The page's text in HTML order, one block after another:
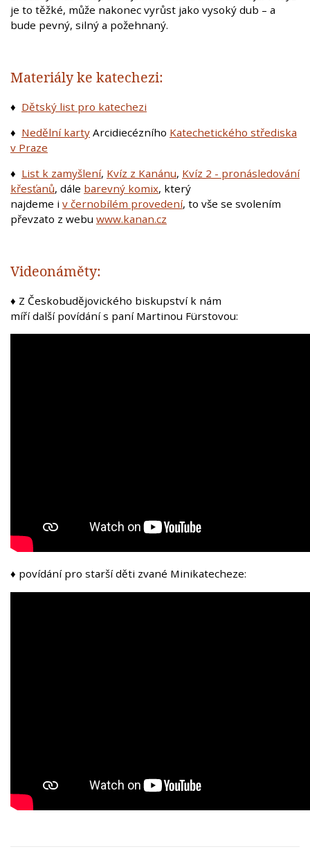
je to těžké, může nakonec vyrůst jako vysoký dub – a
bude pevný, silný a požehnaný.
Materiály ke katechezi:
♦ Dětský list pro katechezi
♦ Nedělní karty Arcidiecézního Katechetického střediska
v Praze
♦ List k zamyšlení, Kvíz z Kanánu, Kvíz 2 - pronásledování
křesťanů, dále barevný komix, který
najdeme i v černobílém provedení, to vše se svolením
převzato z webu www.kanan.cz
Videonáměty:
♦ Z Českobudějovického biskupství k nám
míří další povídání s paní Martinou Fürstovou:
♦ povídání pro starší děti zvané Minikatecheze: